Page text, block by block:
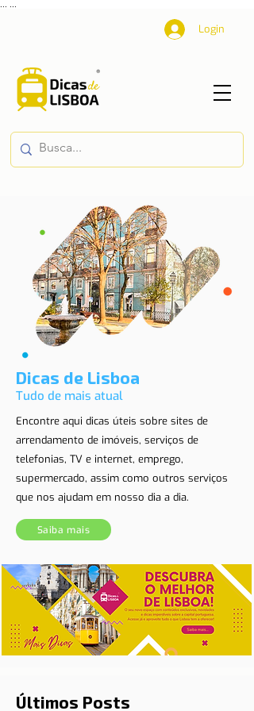
Login
Dicas de Lisboa
Tudo de mais atual
Encontre aqui dicas úteis sobre sites de
arrendamento de imóveis, serviços de
telefonias, TV e internet, emprego,
supermercado, assim como outros serviços
que nos ajudam em nosso dia a dia.
Saiba mais
Últimos Posts